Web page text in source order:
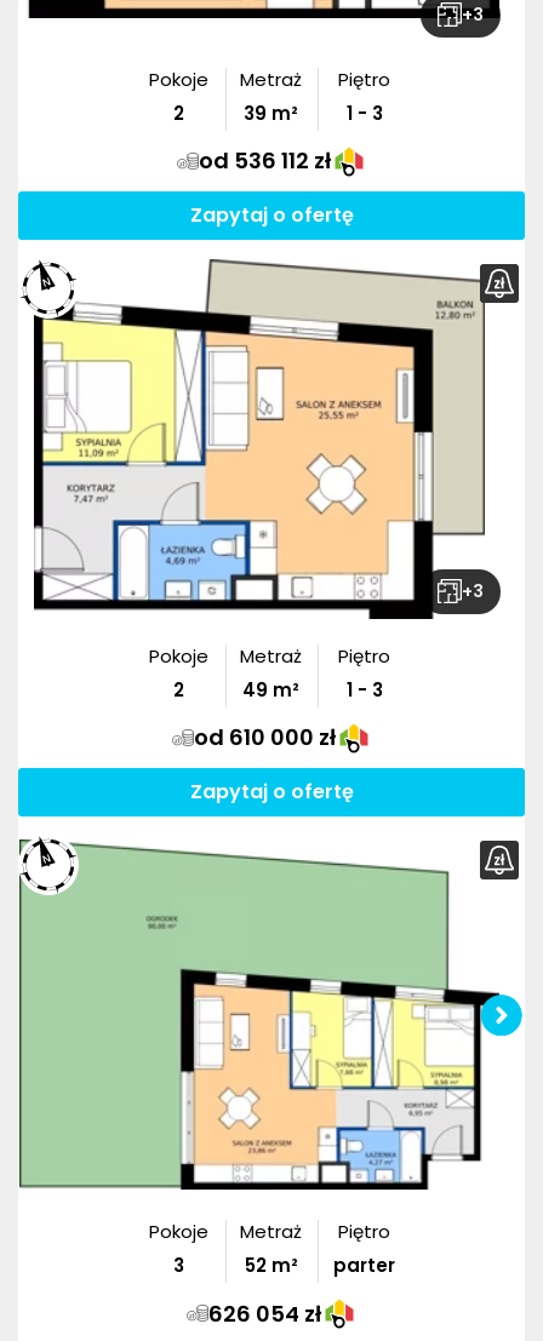
+3
Pokoje
2
Metraż
39 m²
Piętro
1 - 3
od 536 112 zł
Zapytaj o ofertę
+3
Pokoje
2
Metraż
49 m²
Piętro
1 - 3
od 610 000 zł
Zapytaj o ofertę
Pokoje
3
Metraż
52m²
Piętro
parter
626 054 zł